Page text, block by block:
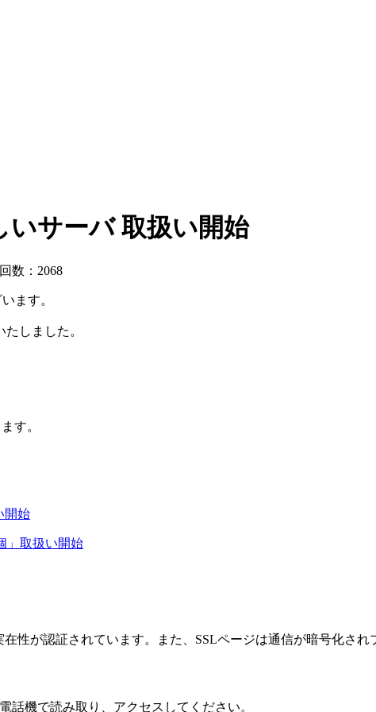
サーバ 取扱い開始
数：2068
ます。
しました。
す。
開始
」取扱い開始
性が認証されています。また、SSLページは通信が暗号化され
話機で読み取り、アクセスしてください。